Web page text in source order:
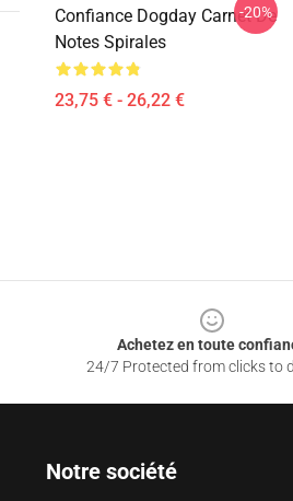
Confiance Dogday Carnet De
Notes Spirales
23,75 € - 26,22 €
-20%
Achetez en toute
24/7 Protected from clicks to
Notre société